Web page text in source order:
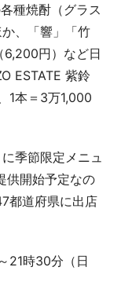
種焼酎（グラス
、「響」「竹
円）など日
ESTATE 紫鈴
1本＝3万1,000
季節限定メニュ
供開始予定なの
都道府県に出店
21時30分（日